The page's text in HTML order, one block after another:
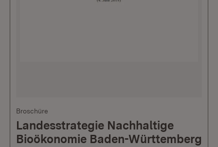
Broschüre
Landesstrategie Nachhaltige
Bioökonomie Baden-Württemberg